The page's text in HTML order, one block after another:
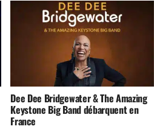
Dee Dee Bridgewater & The Amazing
Keystone Big Band débarquent en
France